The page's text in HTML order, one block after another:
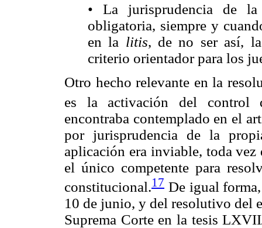
• La jurisprudencia de la
obligatoria, siempre y
en la litis, de no ser así,
criterio orientador para los
Otro hecho relevante en la
es la activación del control
encontraba contemplado en el
por jurisprudencia de la
aplicación era inviable, toda vez
el único competente para
constitucional.17 De igual
10 de junio, y del resolutivo del
Suprema Corte en la tesis